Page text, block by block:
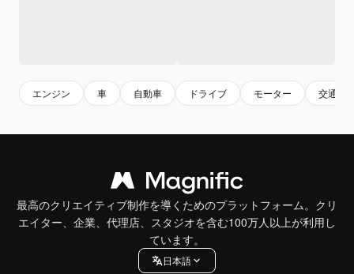
エンジン 車 自動車 ドライブ モーター 交通
最高のクリエイティブ制作を導くためのプラットフォーム。クリ
エイター、企業、代理店、スタジオを含む100万人以上が利用し
ています。
日本語